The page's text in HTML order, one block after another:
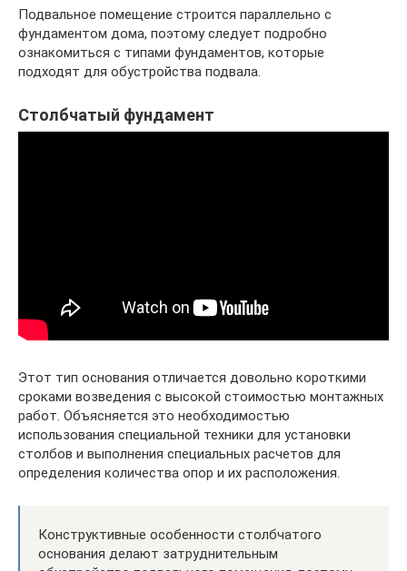
Подвальное помещение строится параллельно с
фундаментом дома, поэтому следует подробно
ознакомиться с типами фундаментов, которые
подходят для обустройства подвала.
Столбчатый фундамент
Этот тип основания отличается довольно короткими
сроками возведения с высокой стоимостью монтажных
работ. Объясняется это необходимостью
использования специальной техники для установки
столбов и выполнения специальных расчетов для
определения количества опор и их расположения.
Конструктивные особенности столбчатого
основания делают затруднительным